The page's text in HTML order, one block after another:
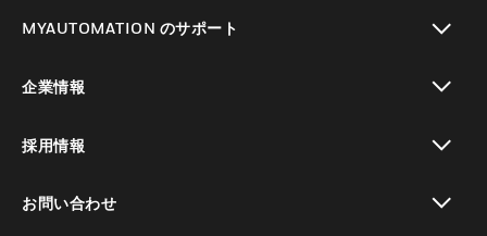
MYAUTOMATION のサポート
企業情報
採用情報
お問い合わせ